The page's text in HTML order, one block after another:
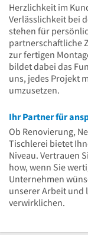
Herzlichkeit im
Verlässlichkeit bei
stehen für
partnerschaftliche
zur fertigen
bildet dabei das
uns, jedes Projekt
umzusetzen.
Ihr Partner für
Ob Renovierung,
Tischlerei bietet
Niveau. Vertrauen
how, wenn Sie
Unternehmen
unserer Arbeit und
verwirklichen.